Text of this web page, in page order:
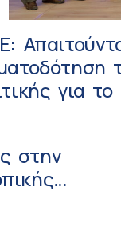
για
στην